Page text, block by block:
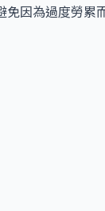
免因為過度勞累